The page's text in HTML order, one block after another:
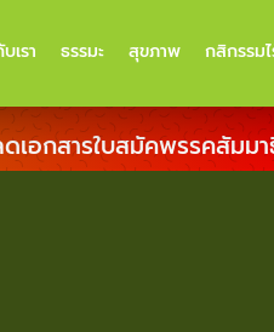
เรา ธรรมะ สุขภาพ กสิกรรม
ดเอกสารใบสมัคพรรคสัมม